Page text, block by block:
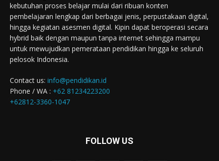
kebutuhan proses belajar mulai dari ribuan konten
pembelajaran lengkap dari berbagai jenis, perpustakaan digital,
hingga kegiatan asesmen digital. Kipin dapat beroperasi secara
hybrid baik dengan maupun tanpa internet sehingga mampu
untuk mewujudkan pemerataan pendidikan hingga ke seluruh
pelosok Indonesia.
Contact us: info@pendidikan.id
Phone / WA : +62 81234223200
+62812-3360-1047
FOLLOW US